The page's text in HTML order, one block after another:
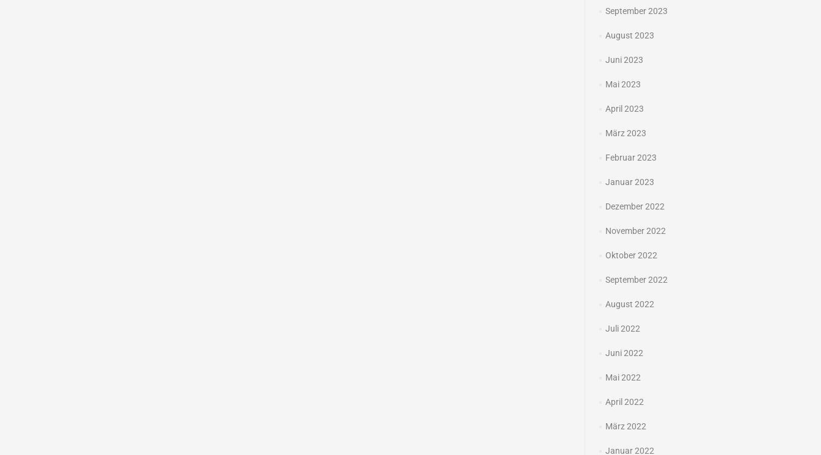
September 2023
August 2023
Juni 2023
Mai 2023
April 2023
März 2023
Februar 2023
Januar 2023
Dezember 2022
November 2022
Oktober 2022
September 2022
August 2022
Juli 2022
Juni 2022
Mai 2022
April 2022
März 2022
Januar 2022